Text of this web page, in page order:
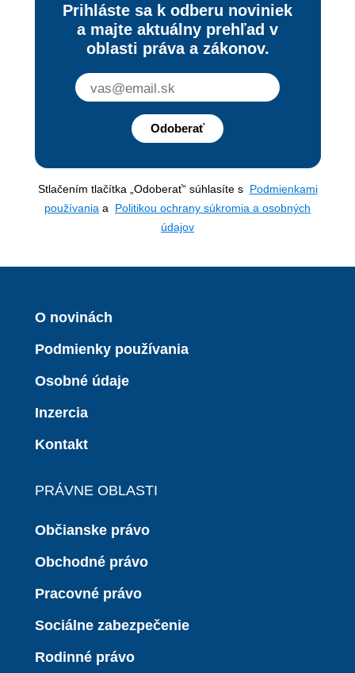
Prihláste sa k odberu noviniek
a majte aktuálny prehľad v
oblasti práva a zákonov.
Odoberať
Stlačením tlačítka „Odoberať“ súhlasíte s Podmienkami
používania a Politikou ochrany súkromia a osobných
údajov
O novinách
Podmienky používania
Osobné údaje
Inzercia
Kontakt
PRÁVNE OBLASTI
Občianske právo
Obchodné právo
Pracovné právo
Sociálne zabezpečenie
Rodinné právo